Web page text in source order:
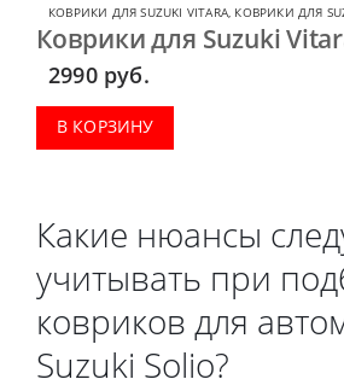
КОВРИКИ ДЛЯ SUZUKI VITARA, КОВРИКИ ДЛЯ
Коврики для Suzuki
2990 руб.
В КОРЗИНУ
Какие нюансы
учитывать при
ковриков для
Suzuki Solio?